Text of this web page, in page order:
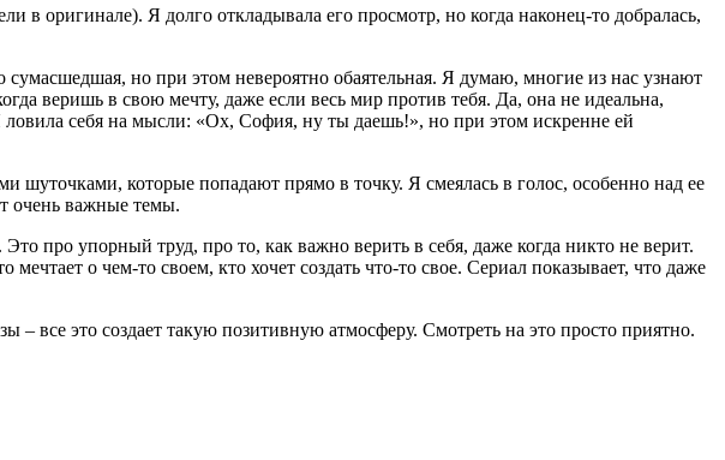
оригинале). Я долго откладывала его просмотр, но когда наконец-то добралась,
но при этом невероятно обаятельная. Я думаю, многие из нас узнают
веришь в свою мечту, даже если весь мир против тебя. Да, она не идеальна,
себя на мысли: «Ох, София, ну ты даешь!», но при этом искренне ей
которые попадают прямо в точку. Я смеялась в голос, особенно над ее
очень важные темы.
про упорный труд, про то, как важно верить в себя, даже когда никто не верит.
о чем-то своем, кто хочет создать что-то свое. Сериал показывает, что даже
все это создает такую позитивную атмосферу. Смотреть на это просто приятно.